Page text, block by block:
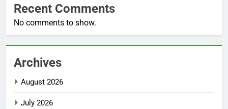
Recent Comments
No comments to show.
Archives
August 2026
July 2026